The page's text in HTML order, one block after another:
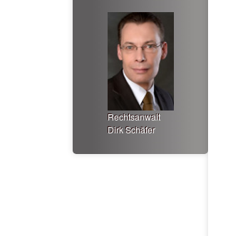
Rechtsanwalt
Dirk Schäfer